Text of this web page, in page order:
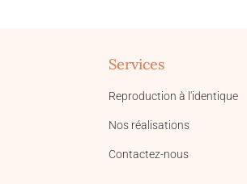
Services
Reproduction à l'identique
Nos réalisations
Contactez-nous